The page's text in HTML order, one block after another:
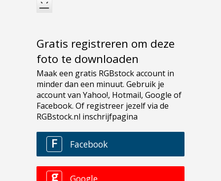
Gratis registreren om deze
foto te downloaden